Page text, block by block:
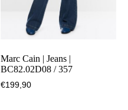
Marc Cain | Jeans |
BC82.02D08 / 357
€199,90